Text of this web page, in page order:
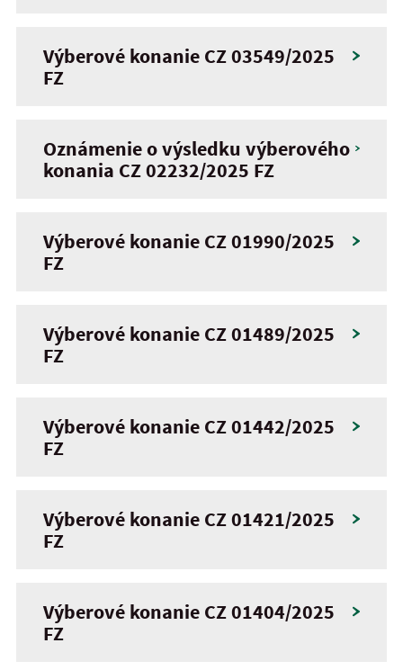
Výberové konanie CZ 03549/2025
FZ
Oznámenie o výsledku výberového
konania CZ 02232/2025 FZ
Výberové konanie CZ 01990/2025
FZ
Výberové konanie CZ 01489/2025
FZ
Výberové konanie CZ 01442/2025
FZ
Výberové konanie CZ 01421/2025
FZ
Výberové konanie CZ 01404/2025
FZ